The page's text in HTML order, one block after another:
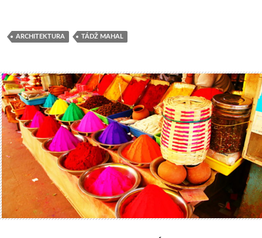
ARCHITEKTURA TÁDŽ MAHAL